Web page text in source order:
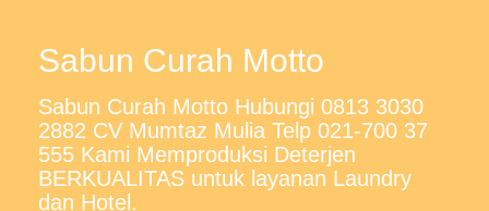
Sabun Curah Motto
Sabun Curah Motto Hubungi 0813 3030
2882 CV Mumtaz Mulia Telp 021-700 37
555 Kami Memproduksi Deterjen
BERKUALITAS untuk layanan Laundry
dan Hotel.